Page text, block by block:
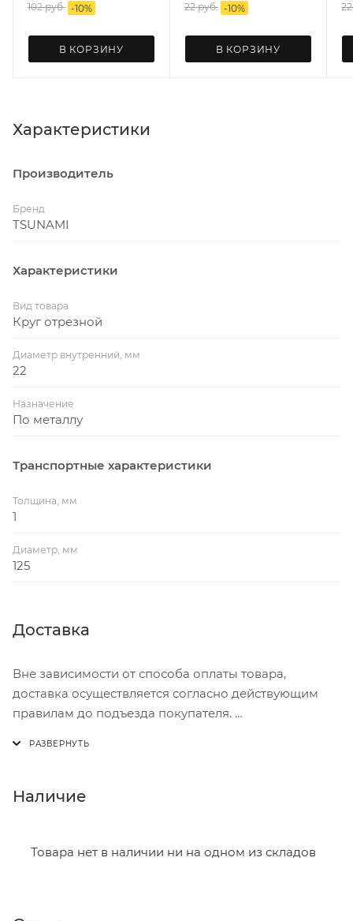
102руб. -10%
В КОРЗИНУ
22руб. -10%
В КОРЗИНУ
22
Характеристики
Производитель
Бренд
TSUNAMI
Характеристики
Вид товара
Круг отрезной
Диаметр внутренний, мм
22
Назначение
По металлу
Транспортные характеристики
Толщина, мм
1
Диаметр, мм
125
Доставка
Вне зависимости от способа оплаты товара,
доставка осуществляется согласно действующим
правилам до подъезда покупателя.
В субботу с 8:00 до 15:00
- зоны доставки;
Наличие
Товара нет в наличии ни на одном из складов